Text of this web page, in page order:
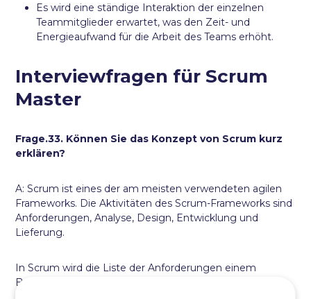
Es wird eine ständige Interaktion der einzelnen
Teammitglieder erwartet, was den Zeit- und
Energieaufwand für die Arbeit des Teams erhöht.
Interviewfragen für Scrum
Master
Frage.33. Können Sie das Konzept von Scrum kurz
erklären?
A: Scrum ist eines der am meisten verwendeten agilen
Frameworks. Die Aktivitäten des Scrum-Frameworks sind
Anforderungen, Analyse, Design, Entwicklung und
Lieferung.
In Scrum wird die Liste der Anforderungen einem
Backlog, dem Produkt-Backlog, hinzugefügt. Um die